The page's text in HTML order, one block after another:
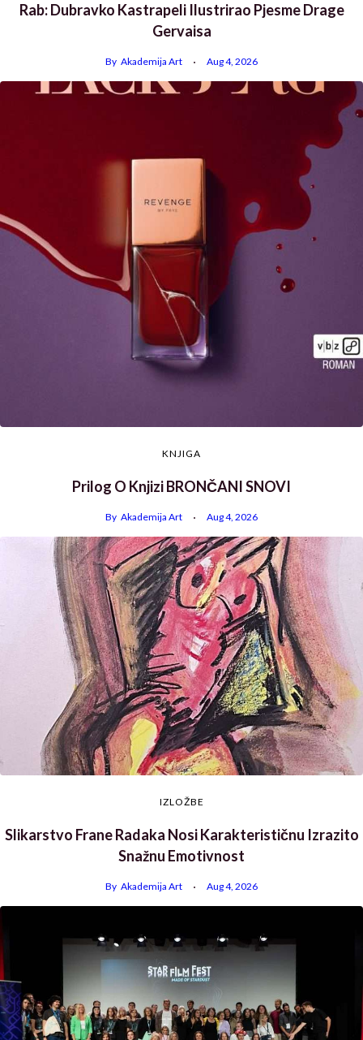
Rab: Dubravko Kastrapeli Ilustrirao Pjesme Drage
Gervaisa
By Akademija Art Aug 4, 2026
KNJIGA
Prilog O Knjizi BRONČANI SNOVI
By Akademija Art Aug 4, 2026
IZLOŽBE
Slikarstvo Frane Radaka Nosi Karakterističnu Izrazito
Snažnu Emotivnost
By Akademija Art Aug 4, 2026